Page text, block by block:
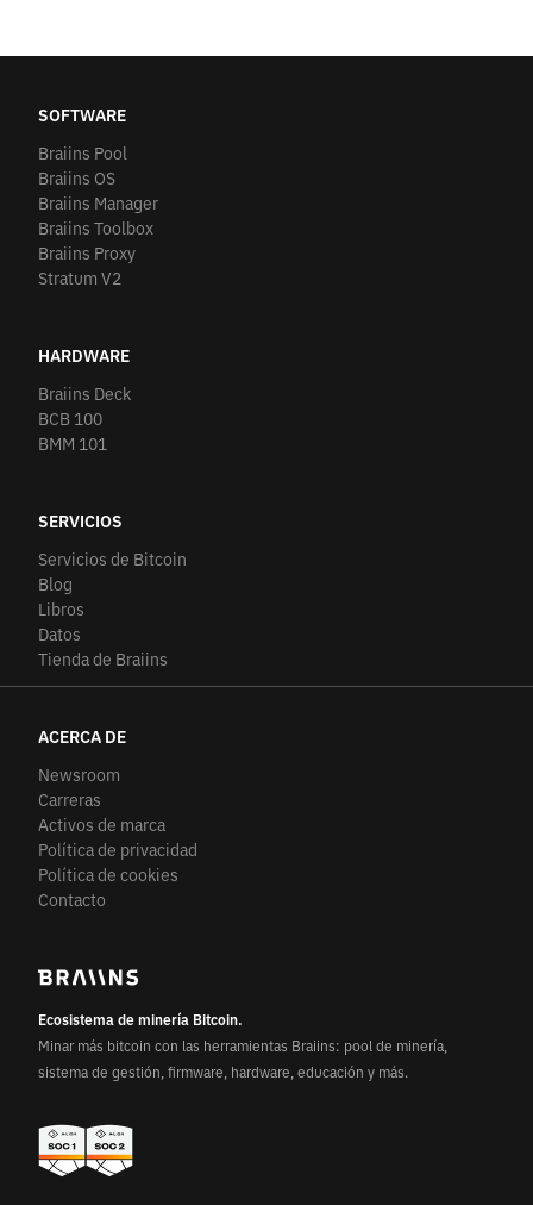
SOFTWARE
Braiins Pool
Braiins OS
Braiins Manager
Braiins Toolbox
Braiins Proxy
Stratum V2
HARDWARE
Braiins Deck
BCB 100
BMM 101
SERVICIOS
Servicios de Bitcoin
Blog
Libros
Datos
Tienda de Braiins
ACERCA DE
Newsroom
Carreras
Activos de marca
Política de privacidad
Política de cookies
Contacto
Ecosistema de minería Bitcoin.
Minar más bitcoin con las herramientas Braiins: pool de minería,
sistema de gestión, firmware, hardware, educación y más.